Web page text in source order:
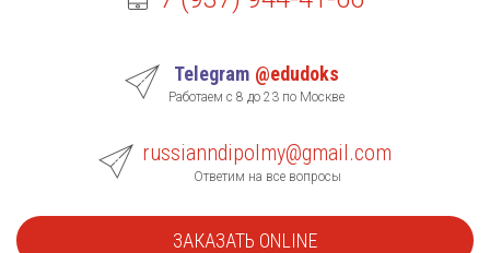
Telegram @edudoks
Работаем с 8 до 23 по Москве
russianndipolmy@gmail.com
Ответим на все вопросы
ЗАКАЗАТЬ ONLINE